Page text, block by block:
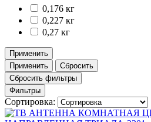
0,176 кг
0,227 кг
0,27 кг
Применить
Применить
Сбросить
Сбросить фильтры
Фильтры
Сортировка: